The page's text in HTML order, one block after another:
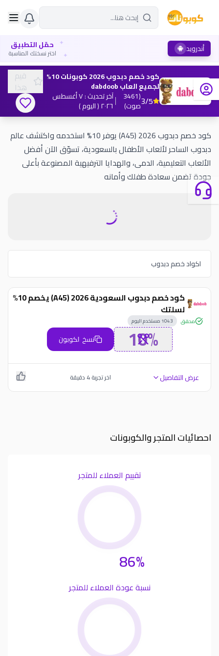
أندرويد حمّل التطبيق
اختر نسختك المناسبة
✦
✦
كود خصم دبدوب 2026 كوبونات 10%
لجميع العاب dabdoob
3/5
(
3461
صوت)
آخر تحديث: ٧ أغسطس
٢٠٢٦( اليوم )
قيم
هذا
كود خصم دبدوب 2026 (A45) يوفر 10% استخدمه واكتشف عالم
دبدوب الساحر لألعاب الأطفال بالسعودية، تسوّق الآن أفضل
الألعاب التعليمية، الدمى، والهدايا الترفيهية المصنوعة بأعلى
جودة تضمن سعادة طفلك وأمانه
اكواد خصم دبدوب
كود خصم دبدوب السعودية 2026 (A45) يخصم 10%
لسلتك
محقق 1043 مستخدم اليوم
10% نسخ الكوبون
عرض التفاصيل اخر تجربة4 دقيقة
احصائيات المتجر والكوبونات
تقييم العملاء للمتجر
86%
نسبة عودة العملاء للمتجر